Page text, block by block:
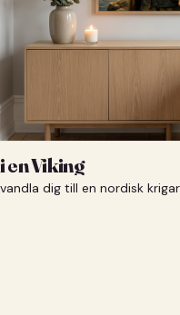
en Viking